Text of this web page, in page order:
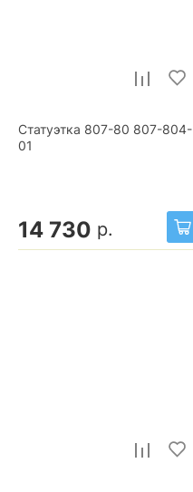
Статуэтка 807-80 807-804-
01
14 730 р.